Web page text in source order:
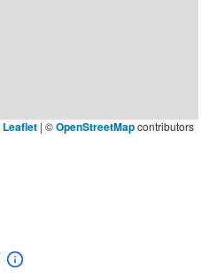
Leaflet | ©OpenStreetMapcontributors